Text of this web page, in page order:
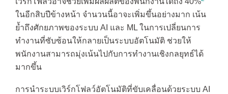
ในอีกสิบปีข้างหน้า จำนวนนี้อาจะเพิ่มขึ้นอย่างมาก เน้น
ย้ำถึงศักยภาพของระบบ AI และ ML ในการเปลี่ยนการ
ทำงานที่ซับซ้อนให้กลายเป็นระบบอัตโนมัติ ช่วยให้
พนักงานสามารถมุ่งเน้นไปกับการทำงานเชิงกลยุทธ์ได้
มากขึ้น
การนำระบบเวิร์กโฟลว์อัตโนมัติที่ขับเคลื่อนด้วยระบบ AI